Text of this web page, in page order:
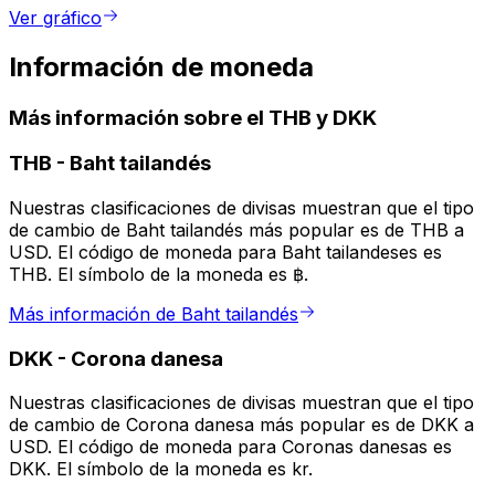
Ver gráfico
Información de moneda
Más información sobre el THB y DKK
THB - Baht tailandés
Nuestras clasificaciones de divisas muestran que el tipo
de cambio de Baht tailandés más popular es de THB a
USD. El código de moneda para Baht tailandeses es
THB. El símbolo de la moneda es ฿.
Más información de Baht tailandés
DKK - Corona danesa
Nuestras clasificaciones de divisas muestran que el tipo
de cambio de Corona danesa más popular es de DKK a
USD. El código de moneda para Coronas danesas es
DKK. El símbolo de la moneda es kr.